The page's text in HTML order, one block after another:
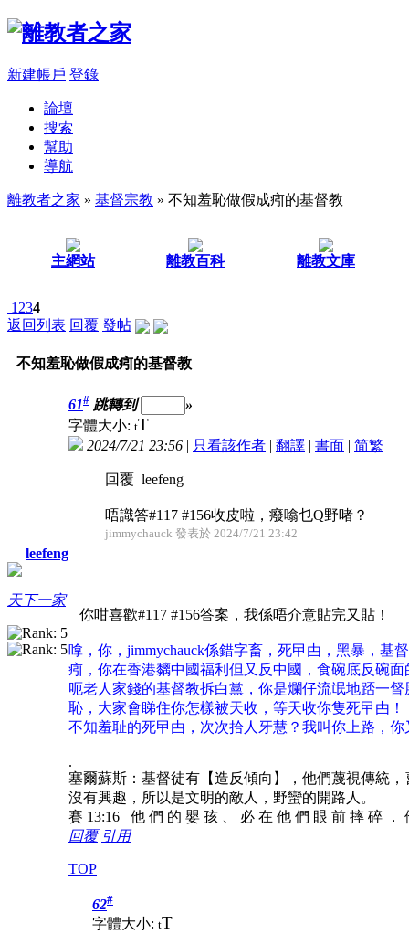
新建帳戶 登錄
論壇
搜索
幫助
導航
離教者之家 » 基督宗教 » 不知羞恥做假成㽼的基督教
主網站 離教百科 離教文庫
1 234
返回列表 回覆 發帖
不知羞恥做假成㽼的基督教
leefeng
天下一家
61# 跳轉到
»
字體大小: tT
2024/7/21 23:56 | 只看該作者 | 翻譯 | 書面 | 简繁
回覆 leefeng
唔識答#117 #156收皮啦，癈噏乜Q野啫？
jimmychauck 發表於 2024/7/21 23:42
你咁喜歡#117 #156答案，我係唔介意貼完又貼！
嗱，你，jimmychauck係錯字畜，死曱甴，黑暴，
㽼，你在香港黐中國福利但又反中國，食碗底反碗
呃老人家錢的基督教拆白黨，你是爛仔流氓地踎一
恥，大家會睇住你怎樣被天收，等天收你隻死曱甴！
不知羞耻的死曱甴，次次拾人牙慧？我叫你上路，
.
塞爾蘇斯：基督徒有【造反傾向】，他們蔑視傳統
沒有興趣，所以是文明的敵人，野蠻的開路人。
賽 13:16 他 們 的 嬰 孩 、 必 在 他 們 眼 前 摔 碎 ．
回覆 引用
TOP
62#
字體大小: tT